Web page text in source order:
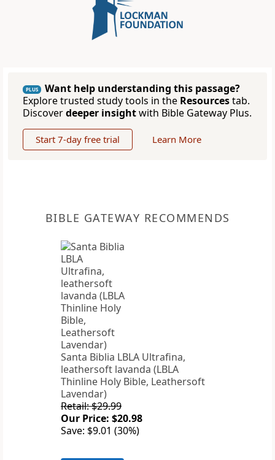
PLUS
Want help understanding this passage?
Explore trusted study tools in the Resourcestab.
Discoverdeeper insightwith Bible Gateway Plus.
Start 7-day free trial Learn More
BIBLE GATEWAY RECOMMENDS
Santa Biblia LBLA Ultrafina,
leathersoft lavanda (LBLA
Thinline Holy Bible, Leathersoft
Lavendar)
Retail: $29.99
Our Price: $20.98
Save: $9.01 (30%)